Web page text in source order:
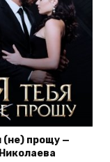
(не) прощу —